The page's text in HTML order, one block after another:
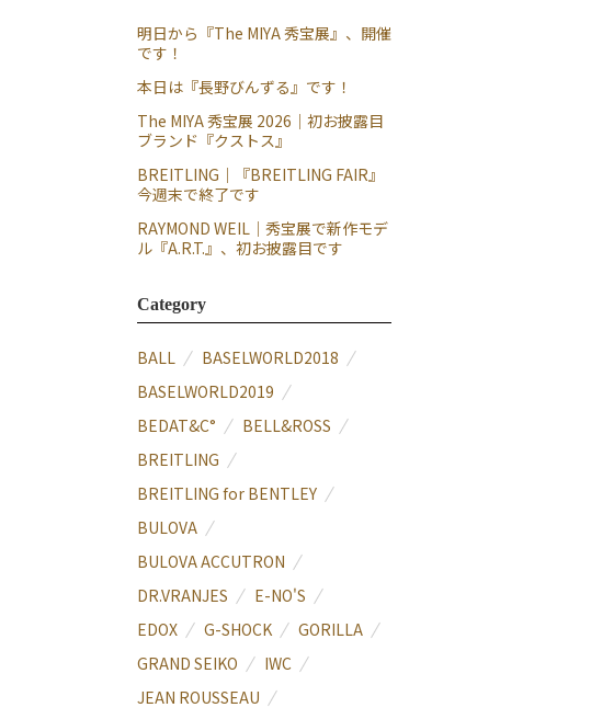
明日から『The MIYA 秀宝展』、開催
です！
本日は『長野びんずる』です！
The MIYA 秀宝展 2026｜初お披露目
ブランド『クストス』
BREITLING｜『BREITLING FAIR』
今週末で終了です
RAYMOND WEIL｜秀宝展で新作モデ
ル『A.R.T.』、初お披露目です
Category
BALL
BASELWORLD2018
BASELWORLD2019
BEDAT&C°
BELL&ROSS
BREITLING
BREITLING for BENTLEY
BULOVA
BULOVA ACCUTRON
DR.VRANJES
E-NO'S
EDOX
G-SHOCK
GORILLA
GRAND SEIKO
IWC
JEAN ROUSSEAU